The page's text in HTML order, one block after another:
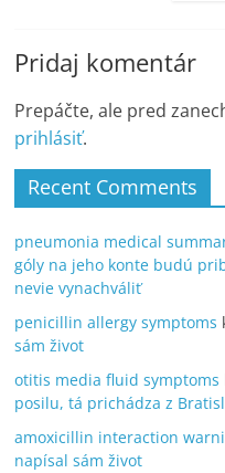
Pridaj komentár
Prepáčte, ale pred
prihlásiť.
Recent Comments
pneumonia medical
góly na jeho konte budú
nevie vynachváliť
penicillin allergy symptoms
sám život
otitis media fluid symptoms
posilu, tá prichádza z
amoxicillin interaction
napísal sám život